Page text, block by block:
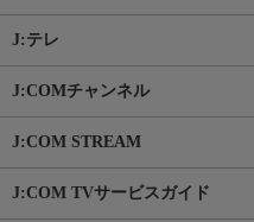
J:テレ
J:COMチャンネル
J:COM STREAM
J:COM TVサービスガイド